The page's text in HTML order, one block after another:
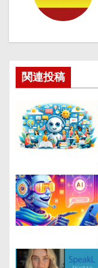
シ
ョ
ン
関連投稿